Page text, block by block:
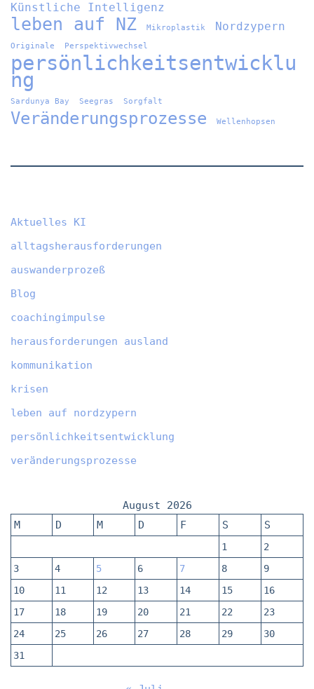
Künstliche Intelligenz
leben auf NZ Mikroplastik Nordzypern
Originale Perspektivwechsel
persönlichkeitsentwicklu
ng
Sardunya Bay Seegras Sorgfalt
Veränderungsprozesse Wellenhopsen
Aktuelles KI
alltagsherausforderungen
auswanderprozeß
Blog
coachingimpulse
herausforderungen ausland
kommunikation
krisen
leben auf nordzypern
persönlichkeitsentwicklung
veränderungsprozesse
August 2026
M
D M D F S S
1
2
3
4 5 6 7 8
9
10
11 12 13 14 15
16
17
18 19 20 21 22
23
24
25 26 27 28 29
30
31